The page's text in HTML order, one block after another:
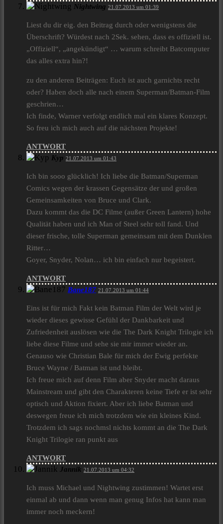
Nightwing 21.07.2013 um 01:39
Liest du dir eig. den Beitrag durch oder wenigstens die
Überschrift? Würdest nach 2Sek. sehen, dass es offiziell ist.
„Offiziell“, „angekündigt“ … warum schreibt Batcomputer
das alles extra hin?!
zu den anderen Beiträgen: Euch ist auch garnichts recht
oder? Haben doch alle nach einem Superman/Batman-Film
geschrien…
Ich finde, Warner verfolgt endlich mal ein klares Konzept.
So freu ich mich auch auf die nächsten Projekte!
ANTWORT
Kyp 21.07.2013 um 01:43
Ich bin sooo glücklich! Ich liebe die Batman/Superman
Comics wegen der krassen Gegensätze der und großen
Gemeinsamkeiten von Bruce und Clark.
Dazu kommt das die DC Filme (außer Green Lantern) hohe
Qualität haben und ich Man of Steel sehr toll fand. Und
dieser frische, tolle Superman gemeinsam mit dem Dunklen
Ritter…
Goyer, Snyder, Nolan… ich bin einfach nur begeistert.
ANTWORT
Bane187 21.07.2013 um 01:44
Eins ist für mich Fakt kein Batman Film der Welt wird je
wieder dieses gewisse Gefühl der Dankbarkeit und
Zufriedenheit auslösen wie die The Dark Knight Trilogie ich
liebe diese Filme und sehe sie mir immer wieder an.
Genauso wie Christian Bale für mich der Ewig perfekte
Bruce Wayne / Batman ist und bleibt.
Ich freue mich auf denn Film aber Snyder macht daraus
Mainstream und gibt den Charakteren keine Tiefe er ist sehr
optisch und Aktion fixiert. Aber ich liebe Batman und
deswegen freue ich mich trotzdem wie ein kleines Kind.
Trotzdem ich sags nochmsl nichts kommt an die The Dark
Knight Trilogie ran punkt aus
ANTWORT
Jannik 21.07.2013 um 04:32
Ich muss Michael und Nightwing zustimmen! Wartet erst
einmal ab und dann wenn man genug Infos hat kann man
immer noch meckern!